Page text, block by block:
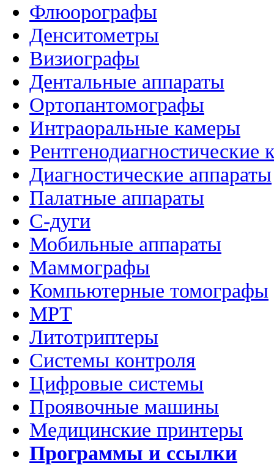
Флюорографы
Денситометры
Визиографы
Дентальные аппараты
Ортопантомографы
Интраоральные камеры
Рентгенодиагностические
Диагностические аппараты
Палатные аппараты
C-дуги
Мобильные аппараты
Маммографы
Компьютерные томографы
МРТ
Литотриптеры
Системы контроля
Цифровые системы
Проявочные машины
Медицинские принтеры
Программы и ссылки